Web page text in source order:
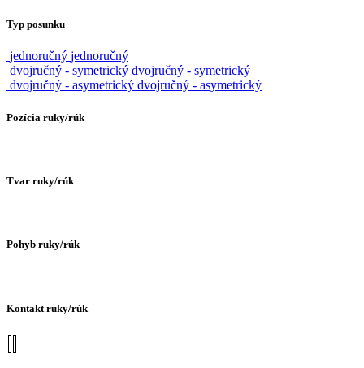
Typ posunku
jednoručný jednoručný
dvojručný - symetrický dvojručný - symetrický
dvojručný - asymetrický dvojručný - asymetrický
Pozícia ruky/rúk
Tvar ruky/rúk
Pohyb ruky/rúk
Kontakt ruky/rúk